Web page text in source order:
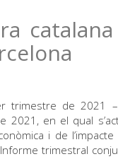
trimestre de 2021
en el qual
i de
trimestral